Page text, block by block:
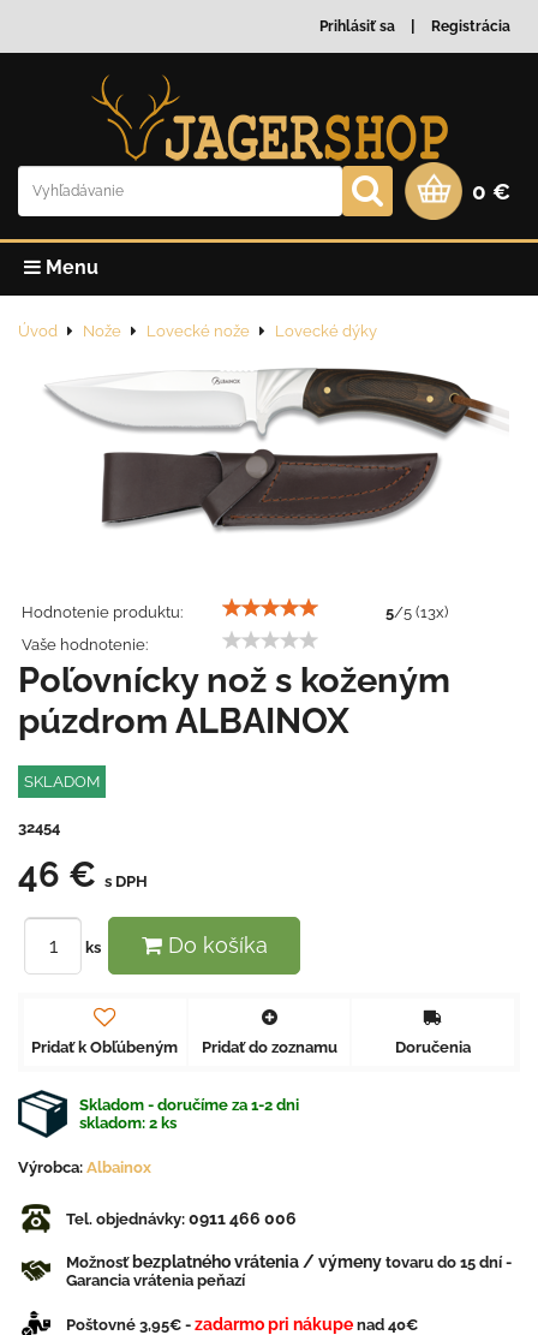
Prihlásiť sa Registrácia
0 €
Menu
Úvod Nože Lovecké nože Lovecké dýky
Hodnotenie produktu: 5/5 (13x)
Vaše hodnotenie:
Poľovnícky nož s koženým
púzdrom ALBAINOX
SKLADOM
32454
46 € s DPH
ks Do košíka
Pridať k Obľúbeným Pridať do zoznamu Doručenia
Skladom - doručíme za 1-2 dni
skladom: 2 ks
Výrobca: Albainox
Tel. objednávky: 0911 466 006
Možnosťbezplatného vrátenia / výmeny tovaru do 15 dní -
Garancia vrátenia peňazí
Poštovné 3,95€ - zadarmo pri nákupe nad 40€